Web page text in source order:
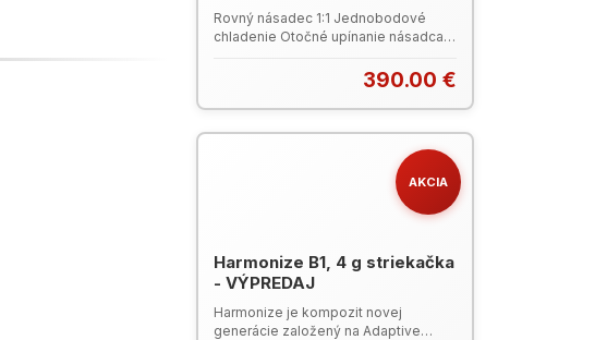
Rovný násadec 1:1 Jednobodové
chladenie Otočné upínanie násadca a
Katalóg W&H 2024 (PDF)390.00 €
AKCIA
Harmonize B1, 4 g striekačka
- VÝPREDAJ
Harmonize je kompozit novej
generácie založený na Adaptive